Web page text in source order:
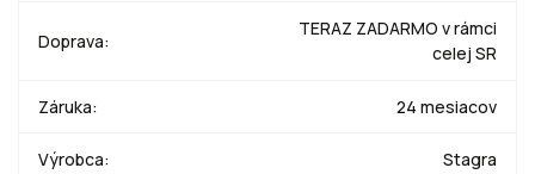
Doprava:
TERAZ ZADARMO v rámci
celej SR
Záruka: 24 mesiacov
Výrobca: Stagra